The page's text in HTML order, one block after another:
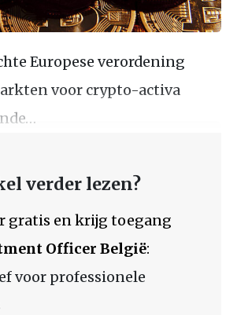
Europese verordening
voor crypto-activa
verder lezen?
gratis en krijg toegang
Officer België:
voor professionele